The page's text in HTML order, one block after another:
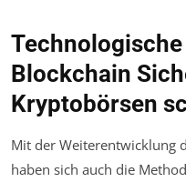
Blockchain
Kryptobörsen
Mit der Weiterentwicklung
haben sich auch die